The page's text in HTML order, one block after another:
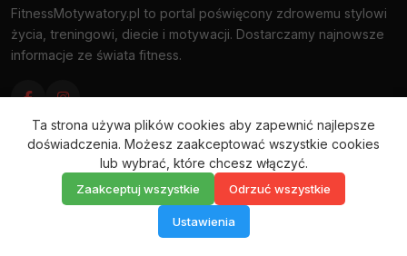
FitnessMotywatory.pl to portal poświęcony zdrowemu stylowi
życia, treningowi, diecie i motywacji. Dostarczamy najnowsze
informacje ze świata fitness.
DZIAŁY
Aktualności
Ta strona używa plików cookies aby zapewnić najlepsze
doświadczenia. Możesz zaakceptować wszystkie cookies
lub wybrać, które chcesz włączyć.
Zaakceptuj wszystkie Odrzuć wszystkie
Ustawienia